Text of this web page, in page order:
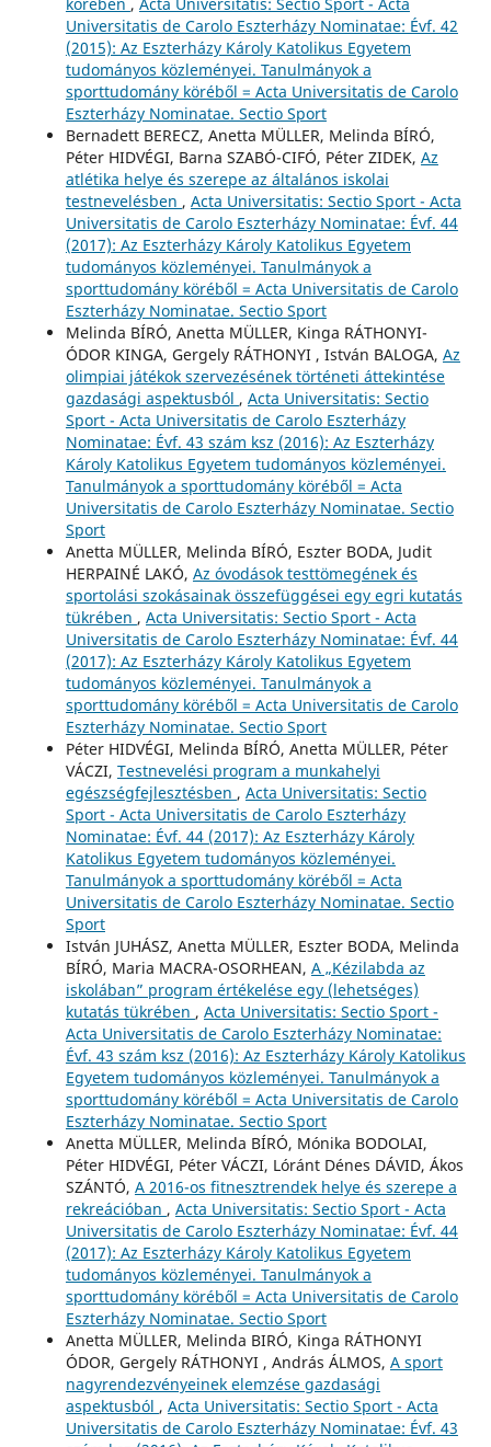
Universitatis de Carolo Eszterházy Nominatae: Évf. 42
(2015): Az Eszterházy Károly Katolikus Egyetem
tudományos közleményei. Tanulmányok a
sporttudomány köréből = Acta Universitatis de Carolo
Eszterházy Nominatae. Sectio Sport
Bernadett BERECZ, Anetta MÜLLER, Melinda BÍRÓ,
Péter HIDVÉGI, Barna SZABÓ-CIFÓ, Péter ZIDEK, Az
atlétika helye és szerepe az általános iskolai
testnevelésben , Acta Universitatis: Sectio Sport - Acta
Universitatis de Carolo Eszterházy Nominatae: Évf. 44
(2017): Az Eszterházy Károly Katolikus Egyetem
tudományos közleményei. Tanulmányok a
sporttudomány köréből = Acta Universitatis de Carolo
Eszterházy Nominatae. Sectio Sport
Melinda BÍRÓ, Anetta MÜLLER, Kinga RÁTHONYI-
ÓDOR KINGA, Gergely RÁTHONYI , István BALOGA, Az
olimpiai játékok szervezésének történeti áttekintése
gazdasági aspektusból , Acta Universitatis: Sectio
Sport - Acta Universitatis de Carolo Eszterházy
Nominatae: Évf. 43 szám ksz (2016): Az Eszterházy
Károly Katolikus Egyetem tudományos közleményei.
Tanulmányok a sporttudomány köréből = Acta
Universitatis de Carolo Eszterházy Nominatae. Sectio
Sport
Anetta MÜLLER, Melinda BÍRÓ, Eszter BODA, Judit
HERPAINÉ LAKÓ, Az óvodások testtömegének és
sportolási szokásainak összefüggései egy egri kutatás
tükrében , Acta Universitatis: Sectio Sport - Acta
Universitatis de Carolo Eszterházy Nominatae: Évf. 44
(2017): Az Eszterházy Károly Katolikus Egyetem
tudományos közleményei. Tanulmányok a
sporttudomány köréből = Acta Universitatis de Carolo
Eszterházy Nominatae. Sectio Sport
Péter HIDVÉGI, Melinda BÍRÓ, Anetta MÜLLER, Péter
VÁCZI, Testnevelési program a munkahelyi
egészségfejlesztésben , Acta Universitatis: Sectio
Sport - Acta Universitatis de Carolo Eszterházy
Nominatae: Évf. 44 (2017): Az Eszterházy Károly
Katolikus Egyetem tudományos közleményei.
Tanulmányok a sporttudomány köréből = Acta
Universitatis de Carolo Eszterházy Nominatae. Sectio
Sport
István JUHÁSZ, Anetta MÜLLER, Eszter BODA, Melinda
BÍRÓ, Maria MACRA-OSORHEAN, A „Kézilabda az
iskolában” program értékelése egy (lehetséges)
kutatás tükrében , Acta Universitatis: Sectio Sport -
Acta Universitatis de Carolo Eszterházy Nominatae:
Évf. 43 szám ksz (2016): Az Eszterházy Károly Katolikus
Egyetem tudományos közleményei. Tanulmányok a
sporttudomány köréből = Acta Universitatis de Carolo
Eszterházy Nominatae. Sectio Sport
Anetta MÜLLER, Melinda BÍRÓ, Mónika BODOLAI,
Péter HIDVÉGI, Péter VÁCZI, Lóránt Dénes DÁVID, Ákos
SZÁNTÓ, A 2016-os fitnesztrendek helye és szerepe a
rekreációban , Acta Universitatis: Sectio Sport - Acta
Universitatis de Carolo Eszterházy Nominatae: Évf. 44
(2017): Az Eszterházy Károly Katolikus Egyetem
tudományos közleményei. Tanulmányok a
sporttudomány köréből = Acta Universitatis de Carolo
Eszterházy Nominatae. Sectio Sport
Anetta MÜLLER, Melinda BIRÓ, Kinga RÁTHONYI
ÓDOR, Gergely RÁTHONYI , András ÁLMOS, A sport
nagyrendezvényeinek elemzése gazdasági
aspektusból , Acta Universitatis: Sectio Sport - Acta
Universitatis de Carolo Eszterházy Nominatae: Évf. 43